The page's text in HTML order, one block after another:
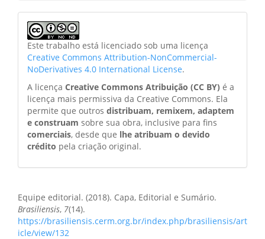
Este trabalho está licenciado sob uma licença
Creative Commons Attribution-NonCommercial-
NoDerivatives 4.0 International License.
A licença Creative Commons Atribuição (CC BY) é a
licença mais permissiva da Creative Commons. Ela
permite que outros distribuam, remixem, adaptem
e construam sobre sua obra, inclusive para fins
comerciais, desde que lhe atribuam o devido
crédito pela criação original.
Equipe editorial. (2018). Capa, Editorial e Sumário.
Brasiliensis, 7(14).
https://brasiliensis.cerm.org.br/index.php/brasiliensis/art
icle/view/132